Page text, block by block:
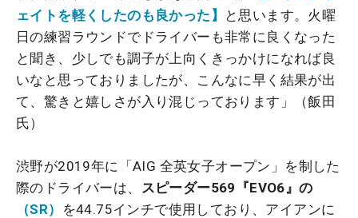
ェイトを軽くしたのも良かった】
と思います。火曜
日の練習ラウンドでドライバーも非常に良くなった
と聞き、少しでも調子が上向くきっかけになれば良
いなと思っておりましたが、こんなに早く結果が出
て、驚きと嬉しさが入り混じっております」（飯田
氏）
渋野が2019年に「AIG 全英女子オープン」を制した
際のドライバーは、
スピーダー569『EVO6』の
（SR）
を44.75インチで使用しており、アイアンに